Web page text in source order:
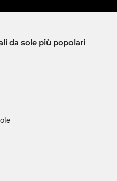
da sole più popolari